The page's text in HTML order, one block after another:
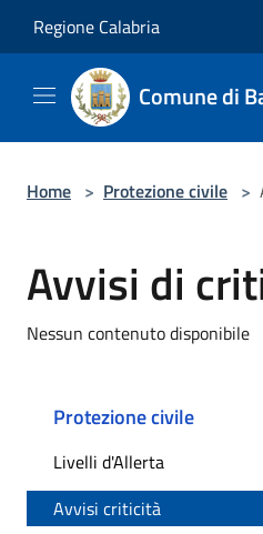
Regione Calabria
Comune di
Home > Protezione civile >
Avvisi di
Nessun contenuto disponibile
Protezione civile
Livelli d'Allerta
Avvisi criticità